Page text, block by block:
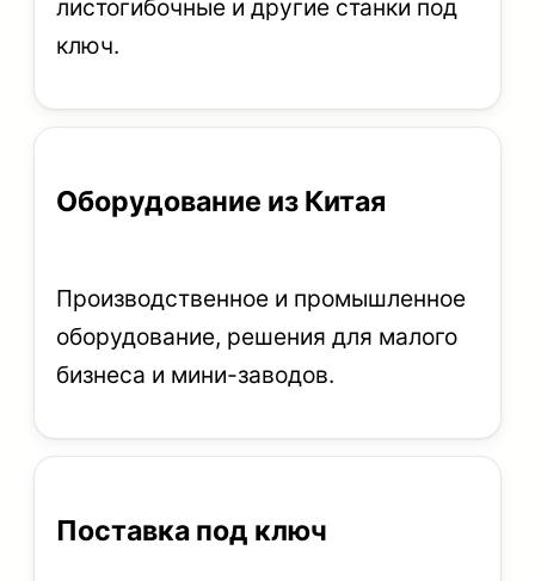
листогибочные и другие станки под
ключ.
Оборудование из Китая
Производственное и промышленное
оборудование, решения для малого
бизнеса и мини-заводов.
Поставка под ключ